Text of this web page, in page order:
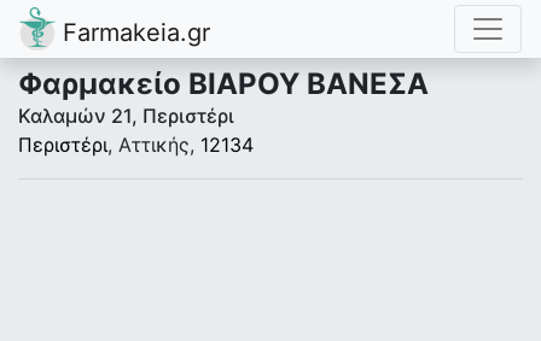
Farmakeia.gr
Φαρμακείο ΒΙΑΡΟΥ ΒΑΝΕΣΑ
Καλαμών 21, Περιστέρι
Περιστέρι, Αττικής, 12134